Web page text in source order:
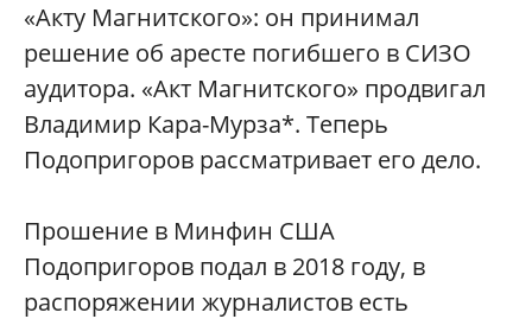
«Акту Магнитского»‎: он принимал
решение об аресте погибшего в СИЗО
аудитора. «Акт Магнитского»‎ продвигал
Владимир Кара-Мурза*. Теперь
Подопригоров рассматривает его дело.
Прошение в Минфин США
Подопригоров подал в 2018 году, в
распоряжении журналистов есть